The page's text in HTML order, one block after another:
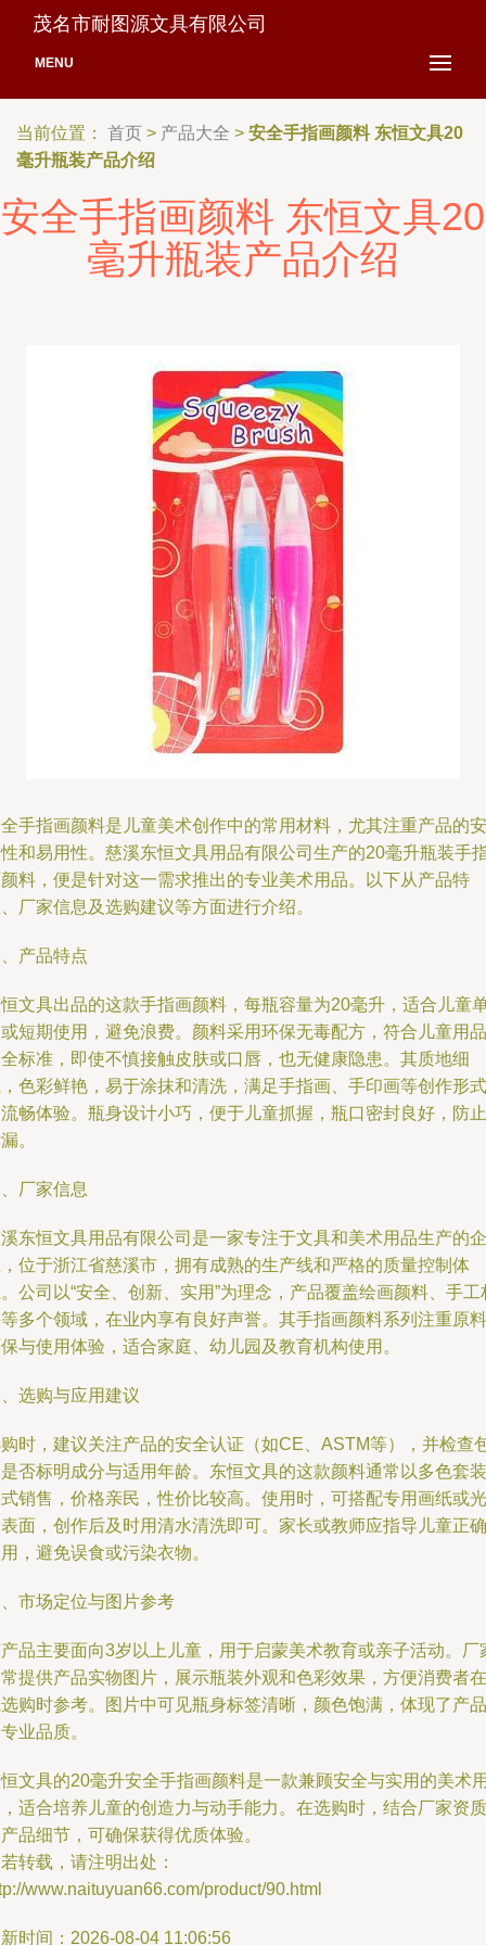
茂名市耐图源文具有限公司
MENU
当前位置： 首页 > 产品大全 > 安全手指画颜料 东恒文具20
毫升瓶装产品介绍
安全手指画颜料 东恒文具20
毫升瓶装产品介绍
手指画颜料是儿童美术创作中的常用材料，尤其注重产品的安
和易用性。慈溪东恒文具用品有限公司生产的20毫升瓶装手
料，便是针对这一需求推出的专业美术用品。以下从产品特
厂家信息及选购建议等方面进行介绍。
产品特点
文具出品的这款手指画颜料，每瓶容量为20毫升，适合儿童
短期使用，避免浪费。颜料采用环保无毒配方，符合儿童用品
标准，即使不慎接触皮肤或口唇，也无健康隐患。其质地细
色彩鲜艳，易于涂抹和清洗，满足手指画、手印画等创作形式
畅体验。瓶身设计小巧，便于儿童抓握，瓶口密封良好，防止
。
厂家信息
东恒文具用品有限公司是一家专注于文具和美术用品生产的企
位于浙江省慈溪市，拥有成熟的生产线和严格的质量控制体
公司以“安全、创新、实用”为理念，产品覆盖绘画颜料、手工
多个领域，在业内享有良好声誉。其手指画颜料系列注重原料
与使用体验，适合家庭、幼儿园及教育机构使用。
选购与应用建议
时，建议关注产品的安全认证（如CE、ASTM等），并检查
否标明成分与适用年龄。东恒文具的这款颜料通常以多色套装
销售，价格亲民，性价比较高。使用时，可搭配专用画纸或光
面，创作后及时用清水清洗即可。家长或教师应指导儿童正确
，避免误食或污染衣物。
市场定位与图片参考
品主要面向3岁以上儿童，用于启蒙美术教育或亲子活动。厂
提供产品实物图片，展示瓶装外观和色彩效果，方便消费者在
购时参考。图片中可见瓶身标签清晰，颜色饱满，体现了产品
业品质。
文具的20毫升安全手指画颜料是一款兼顾安全与实用的美术
适合培养儿童的创造力与动手能力。在选购时，结合厂家资质
品细节，可确保获得优质体验。
转载，请注明出处：
www.naituyuan66.com/product/90.html
时间：2026-08-04 11:06:56